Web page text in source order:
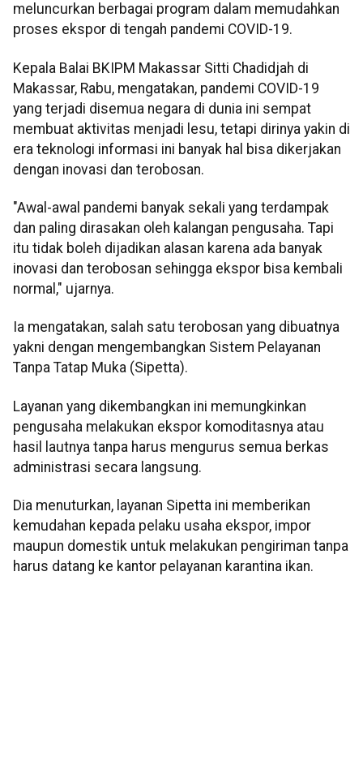
meluncurkan berbagai program dalam memudahkan
proses ekspor di tengah pandemi COVID-19.
Kepala Balai BKIPM Makassar Sitti Chadidjah di
Makassar, Rabu, mengatakan, pandemi COVID-19
yang terjadi disemua negara di dunia ini sempat
membuat aktivitas menjadi lesu, tetapi dirinya yakin di
era teknologi informasi ini banyak hal bisa dikerjakan
dengan inovasi dan terobosan.
"Awal-awal pandemi banyak sekali yang terdampak
dan paling dirasakan oleh kalangan pengusaha. Tapi
itu tidak boleh dijadikan alasan karena ada banyak
inovasi dan terobosan sehingga ekspor bisa kembali
normal," ujarnya.
Ia mengatakan, salah satu terobosan yang dibuatnya
yakni dengan mengembangkan Sistem Pelayanan
Tanpa Tatap Muka (Sipetta).
Layanan yang dikembangkan ini memungkinkan
pengusaha melakukan ekspor komoditasnya atau
hasil lautnya tanpa harus mengurus semua berkas
administrasi secara langsung.
Dia menuturkan, layanan Sipetta ini memberikan
kemudahan kepada pelaku usaha ekspor, impor
maupun domestik untuk melakukan pengiriman tanpa
harus datang ke kantor pelayanan karantina ikan.